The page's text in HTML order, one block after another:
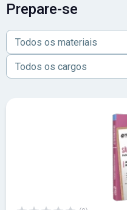
Prepare-se
Todos os materiais
Todos os cargos